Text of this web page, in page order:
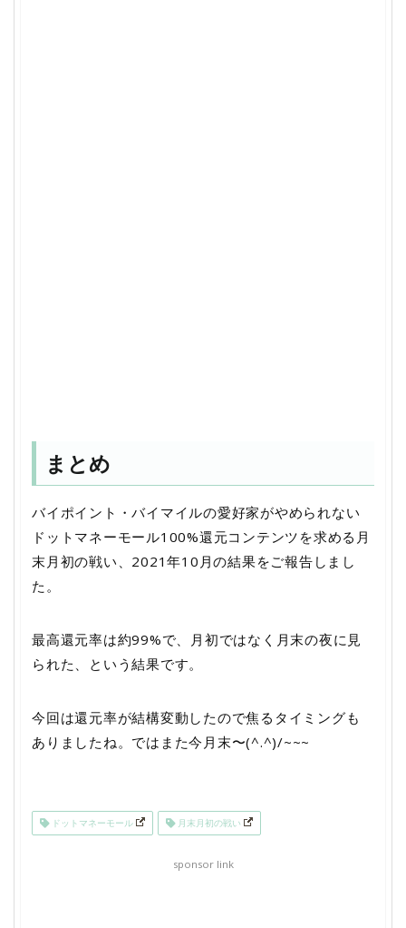
まとめ
バイポイント・バイマイルの愛好家がやめられない
ドットマネーモール100%還元コンテンツを求める月
末月初の戦い、2021年10月の結果をご報告しまし
た。
最高還元率は約99%で、月初ではなく月末の夜に見
られた、という結果です。
今回は還元率が結構変動したので焦るタイミングも
ありましたね。ではまた今月末〜(^.^)/~~~
ドットマネーモール 月末月初の戦い
sponsor link